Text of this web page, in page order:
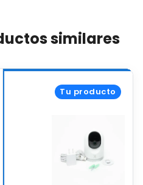
similares
Tu producto